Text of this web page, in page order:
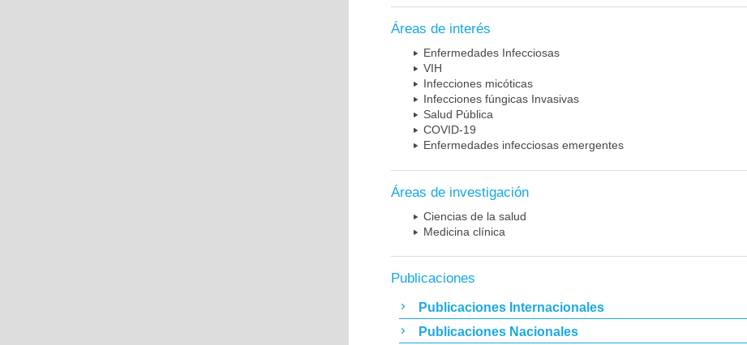
Áreas de interés
Enfermedades Infecciosas
VIH
Infecciones micóticas
Infecciones fúngicas Invasivas
Salud Pública
COVID-19
Enfermedades infecciosas emergentes
Áreas de investigación
Ciencias de la salud
Medicina clínica
Publicaciones
Publicaciones Internacionales
Publicaciones Nacionales